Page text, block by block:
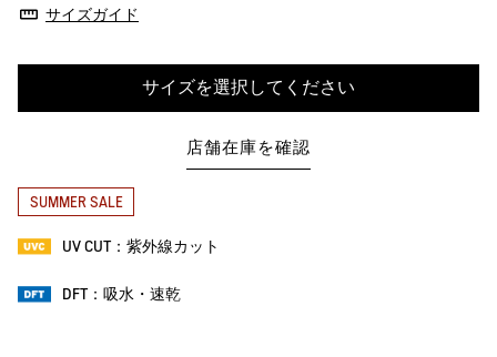
サイズガイド
サイズを選択してください
店舗在庫を確認
SUMMER SALE
UV CUT：紫外線カット
DFT：吸水・速乾